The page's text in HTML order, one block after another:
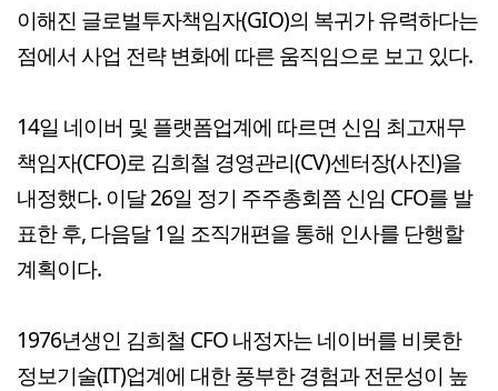
이해진 글로벌투자책임자(GIO)의 복귀가 유력하다는
점에서 사업 전략 변화에 따른 움직임으로 보고 있다.
14일 네이버 및 플랫폼업계에 따르면 신임 최고재무
책임자(CFO)로 김희철 경영관리(CV)센터장(사진)을
내정했다. 이달 26일 정기 주주총회쯤 신임 CFO를 발
표한 후, 다음달 1일 조직개편을 통해 인사를 단행할
계획이다.
1976년생인 김희철 CFO 내정자는 네이버를 비롯한
정보기술(IT)업계에 대한 풍부한 경험과 전문성이 높